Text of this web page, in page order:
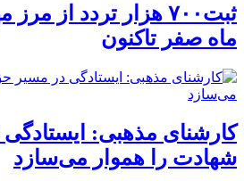
ثبت۷۰۰ هزار تردد از
ماه صفر تاکنون
کارشنای مذهبی:
شهادت را هموار می‌سازد